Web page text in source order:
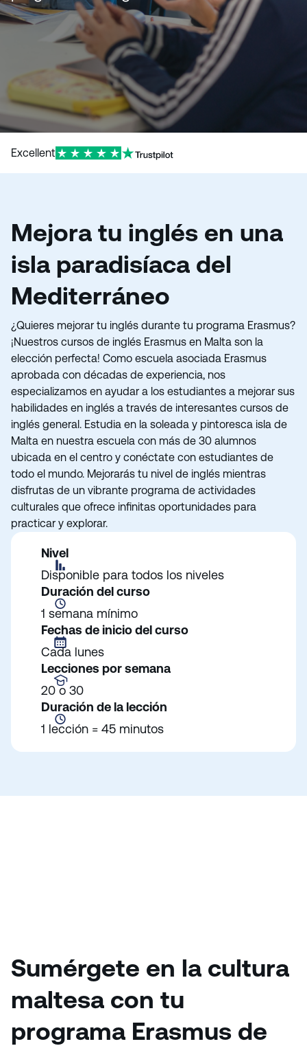
o
Excellent
Mejora tu inglés en una
isla paradisíaca del
Mediterráneo
¿Quieres mejorar tu inglés durante tu programa Erasmus?
¡Nuestros cursos de inglés Erasmus en Malta son la
elección perfecta! Como escuela asociada Erasmus
aprobada con décadas de experiencia, nos
especializamos en ayudar a los estudiantes a mejorar sus
habilidades en inglés a través de interesantes cursos de
inglés general. Estudia en la soleada y pintoresca isla de
Malta en nuestra escuela con más de 30 alumnos
ubicada en el centro y conéctate con estudiantes de
todo el mundo. Mejorarás tu nivel de inglés mientras
disfrutas de un vibrante programa de actividades
culturales que ofrece infinitas oportunidades para
practicar y explorar.
Nivel
Disponible para todos los niveles
Duración del curso
1 semana mínimo
Fechas de inicio del curso
Cada lunes
Lecciones por semana
20 o 30
Duración de la lección
1 lección = 45 minutos
Sumérgete en la cultura
maltesa con tu
programa Erasmus de